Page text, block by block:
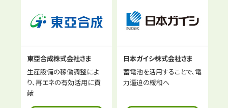
東亞合成株式会社さま
生産設備の稼働調整によ
り、再エネの有効活用に貢
献
日本ガイシ株式会社さま
蓄電池を活用することで、電
力逼迫の緩和へ